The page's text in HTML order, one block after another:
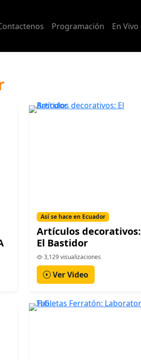
Programación En Vivo
Así se hace en Ecuador
Artículos decorativos:
El Bastidor
3,129 visualizaciones
Ver Video